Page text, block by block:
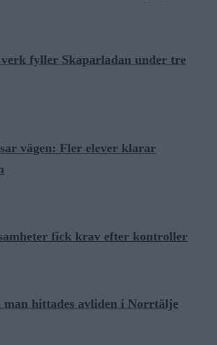
fyller Skaparladan under tre
vägen: Fler elever klarar
fick krav efter kontroller
man hittades avliden i Norrtälje